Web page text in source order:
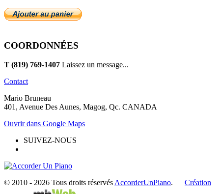
COORDONNÉES
T (819) 769-1407 Laissez un message...
Contact
Mario Bruneau
401, Avenue Des Aunes, Magog, Qc. CANADA
Ouvrir dans Google Maps
SUIVEZ-NOUS
© 2010 - 2026 Tous droits réservés AccorderUnPiano. Création